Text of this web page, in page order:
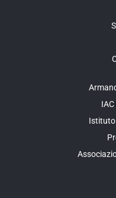
Istituto